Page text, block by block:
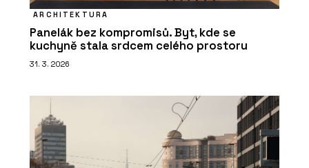
ARCHITEKTURA
Panelák bez kompromisů. Byt, kde se
kuchyně stala srdcem celého prostoru
31. 3. 2026